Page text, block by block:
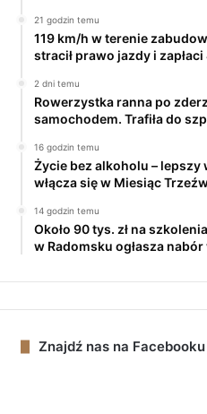
21 godzin temu
119 km/h w terenie
stracił prawo jazdy i zapłaci
2 dni temu
Rowerzystka ranna po
samochodem. Trafiła do
16 godzin temu
Życie bez alkoholu – lepszy
włącza się w Miesiąc
14 godzin temu
Około 90 tys. zł na
w Radomsku ogłasza
Znajdź nas na Facebooku